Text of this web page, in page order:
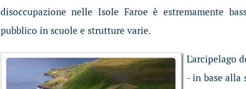
disoccupazione nelle Isole Faroe è estremamente
pubblico in scuole e strutture varie.
L'arcipelago
- in base alla